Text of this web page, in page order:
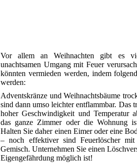
Vor allem an Weihnachten gibt es
unachtsamen Umgang mit Feuer
könnten vermieden werden, indem
werden:
Adventskränze und Weihnachtsbäume
sind dann umso leichter entflammbar. Das
hoher Geschwindigkeit und Temperatur
das ganze Zimmer oder die Wohnung
Halten Sie daher einen Eimer oder eine
– noch effektiver sind Feuerlöscher mit
Gemisch. Unternehmen Sie einen
Eigengefährdung möglich ist!